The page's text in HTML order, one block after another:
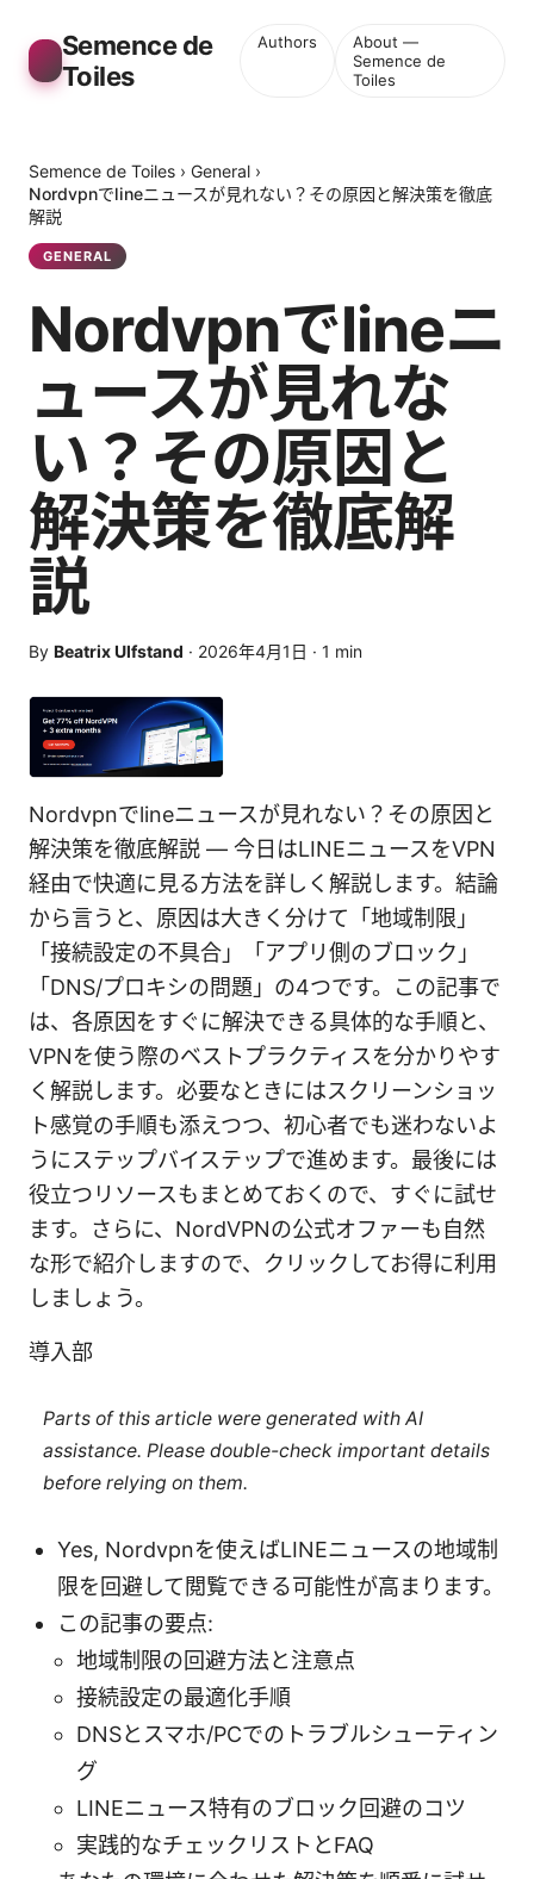
Semence de
Toiles
Authors
About —
Semence de
Toiles
Semence de Toiles › General ›
Nordvpnでlineニュースが見れない？その原因と解決策を徹底
解説
GENERAL
Nordvpnでlineニ
ュースが見れな
い？その原因と
解決策を徹底解
説
By Beatrix Ulfstand · 2026年4月1日 · 1 min
Nordvpnでlineニュースが見れない？その原因と
解決策を徹底解説 — 今日はLINEニュースをVPN
経由で快適に見る方法を詳しく解説します。結論
から言うと、原因は大きく分けて「地域制限」
「接続設定の不具合」「アプリ側のブロック」
「DNS/プロキシの問題」の4つです。この記事で
は、各原因をすぐに解決できる具体的な手順と、
VPNを使う際のベストプラクティスを分かりやす
く解説します。必要なときにはスクリーンショッ
ト感覚の手順も添えつつ、初心者でも迷わないよ
うにステップバイステップで進めます。最後には
役立つリソースもまとめておくので、すぐに試せ
ます。さらに、NordVPNの公式オファーも自然
な形で紹介しますので、クリックしてお得に利用
しましょう。
導入部
Parts of this article were generated with AI
assistance. Please double-check important details
before relying on them.
Yes, Nordvpnを使えばLINEニュースの地域制
限を回避して閲覧できる可能性が高まります。
この記事の要点:
地域制限の回避方法と注意点
接続設定の最適化手順
DNSとスマホ/PCでのトラブルシューティン
グ
LINEニュース特有のブロック回避のコツ
実践的なチェックリストとFAQ